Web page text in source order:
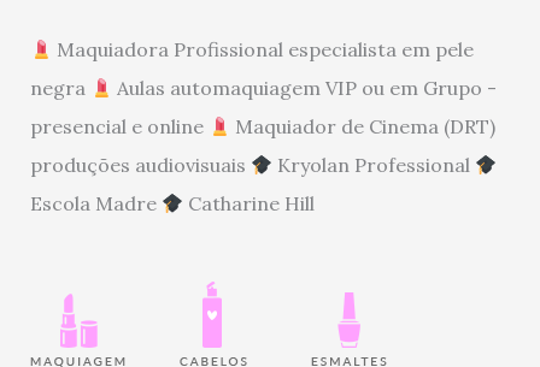
Maquiadora Profissional especialista em pele
negra
Aulas automaquiagem VIP ou em Grupo -
presencial e online
Maquiador de Cinema (DRT)
produções audiovisuais
Kryolan Professional
Escola Madre
Catharine Hill